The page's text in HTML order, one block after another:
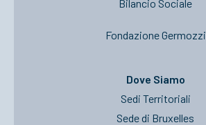
Bilancio Sociale
Fondazione Germozzi
Dove Siamo
Sedi Territoriali
Sede di Bruxelles